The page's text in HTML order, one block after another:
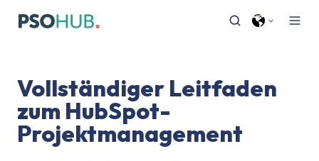
Vollständiger Leitfaden
zum HubSpot-
Projektmanagement